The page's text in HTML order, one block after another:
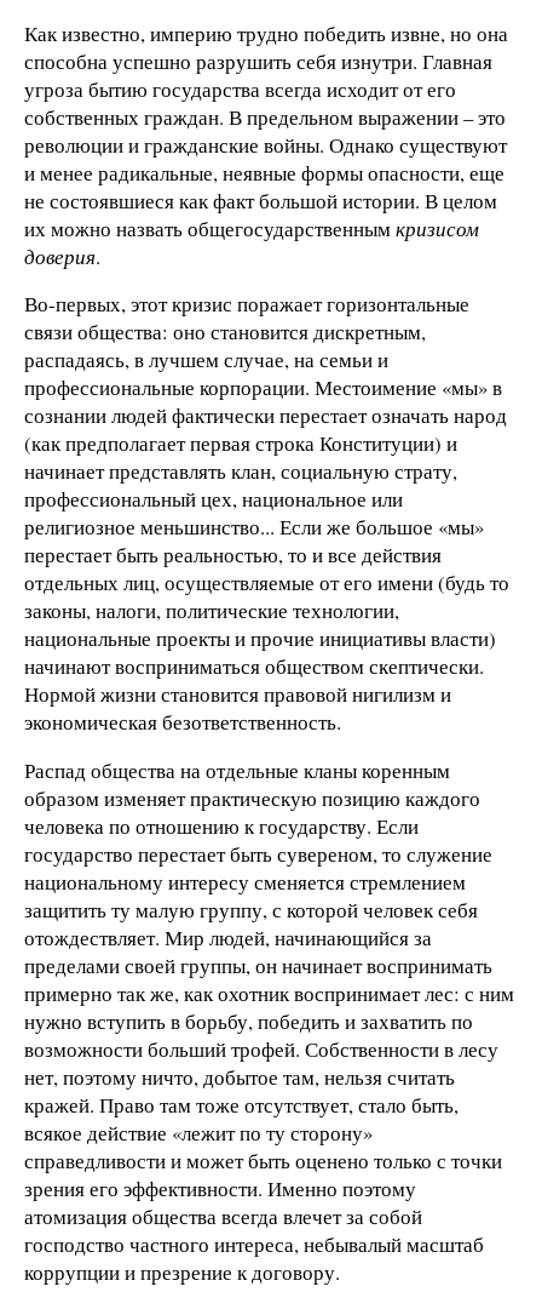
Как известно, империю трудно победить извне, но она
способна успешно разрушить себя изнутри. Главная
угроза бытию государства всегда исходит от его
собственных граждан. В предельном выражении – это
революции и гражданские войны. Однако существуют
и менее радикальные, неявные формы опасности, еще
не состоявшиеся как факт большой истории. В целом
их можно назвать общегосударственнымкризисом
доверия.
Во-первых, этот кризис поражает горизонтальные
связи общества: оно становится дискретным,
распадаясь, в лучшем случае, на семьи и
профессиональные корпорации. Местоимение «мы» в
сознании людей фактически перестает означать народ
(как предполагает первая строка Конституции) и
начинает представлять клан, социальную страту,
профессиональный цех, национальное или
религиозное меньшинство... Если же большое «мы»
перестает быть реальностью, то и все действия
отдельных лиц, осуществляемые от его имени (будь то
законы, налоги, политические технологии,
национальные проекты и прочие инициативы власти)
начинают восприниматься обществом скептически.
Нормой жизни становится правовой нигилизм и
экономическая безответственность.
Распад общества на отдельные кланы коренным
образом изменяет практическую позицию каждого
человека по отношению к государству. Если
государство перестает быть сувереном, то служение
национальному интересу сменяется стремлением
защитить ту малую группу, с которой человек себя
отождествляет. Мир людей, начинающийся за
пределами своей группы, он начинает воспринимать
примерно так же, как охотник воспринимает лес: с ним
нужно вступить в борьбу, победить и захватить по
возможности больший трофей. Собственности в лесу
нет, поэтому ничто, добытое там, нельзя считать
кражей. Право там тоже отсутствует, стало быть,
всякое действие «лежит по ту сторону»
справедливости и может быть оценено только с точки
зрения его эффективности. Именно поэтому
атомизация общества всегда влечет за собой
господство частного интереса, небывалый масштаб
коррупции и презрение к договору.